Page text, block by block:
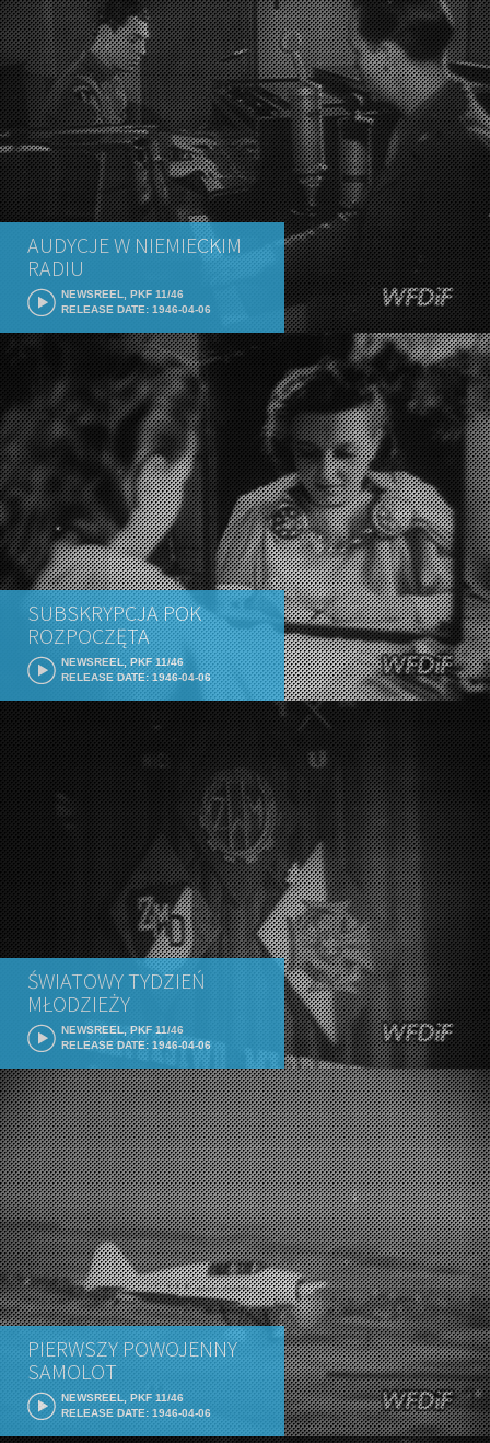
AUDYCJE W NIEMIECKIM
RADIU
NEWSREEL, PKF 11/46
RELEASE DATE: 1946-04-06
SUBSKRYPCJA POK
ROZPOCZĘTA
NEWSREEL, PKF 11/46
RELEASE DATE: 1946-04-06
ŚWIATOWY TYDZIEŃ
MŁODZIEŻY
NEWSREEL, PKF 11/46
RELEASE DATE: 1946-04-06
PIERWSZY POWOJENNY
SAMOLOT
NEWSREEL, PKF 11/46
RELEASE DATE: 1946-04-06